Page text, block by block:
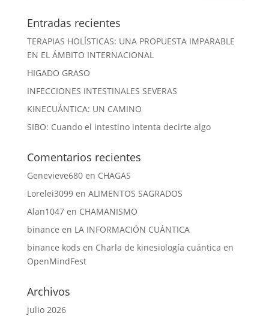
Entradas recientes
TERAPIAS HOLÍSTICAS: UNA PROPUESTA IMPARABLE
EN EL ÁMBITO INTERNACIONAL
HIGADO GRASO
INFECCIONES INTESTINALES SEVERAS
KINECUÁNTICA: UN CAMINO
SIBO: Cuando el intestino intenta decirte algo
Comentarios recientes
Genevieve680en CHAGAS
Lorelei3099en ALIMENTOS SAGRADOS
Alan1047en CHAMANISMO
binance en LA INFORMACIÓN CUÁNTICA
binance kods en Charla de kinesiología cuántica en
OpenMindFest
Archivos
julio 2026